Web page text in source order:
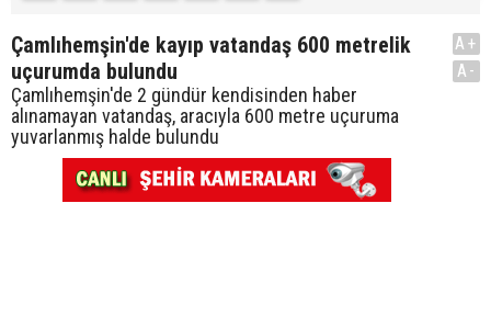
Çamlıhemşin'de kayıp vatandaş 600 metrelik
uçurumda bulundu
Çamlıhemşin'de 2 gündür kendisinden haber
alınamayan vatandaş, aracıyla 600 metre uçuruma
yuvarlanmış halde bulundu
A+
A-